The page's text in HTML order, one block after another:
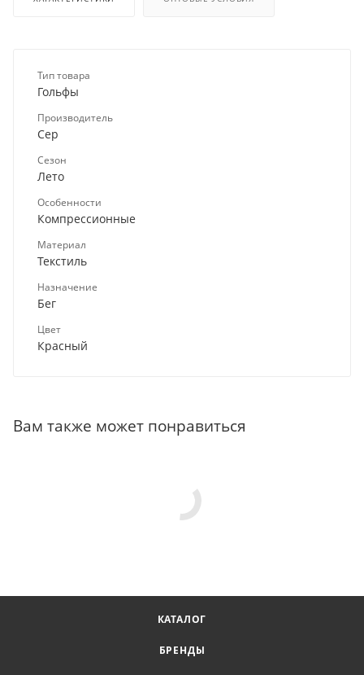
Тип товара
Гольфы
Производитель
Cep
Сезон
Лето
Особенности
Компрессионные
Материал
Текстиль
Назначение
Бег
Цвет
Красный
Вам также может понравиться
КАТАЛОГ
БРЕНДЫ